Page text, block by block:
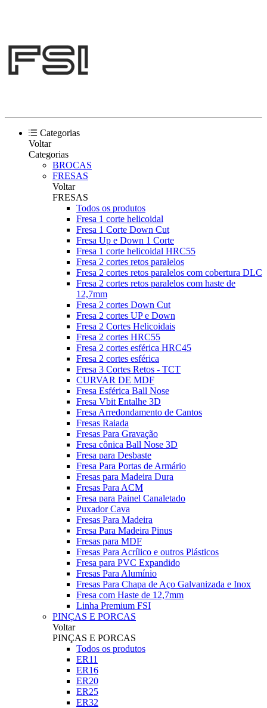
Categorias
Voltar
Categorias
BROCAS
FRESAS
Voltar
FRESAS
Todos os produtos
Fresa 1 corte helicoidal
Fresa 1 Corte Down Cut
Fresa Up e Down 1 Corte
Fresa 1 corte helicoidal HRC55
Fresa 2 cortes retos paralelos
Fresa 2 cortes retos paralelos com cobertura DLC
Fresa 2 cortes retos paralelos com haste de
12,7mm
Fresa 2 cortes Down Cut
Fresa 2 cortes UP e Down
Fresa 2 Cortes Helicoidais
Fresa 2 cortes HRC55
Fresa 2 cortes esférica HRC45
Fresa 2 cortes esférica
Fresa 3 Cortes Retos - TCT
CURVAR DE MDF
Fresa Esférica Ball Nose
Fresa Vbit Entalhe 3D
Fresa Arredondamento de Cantos
Fresas Raiada
Fresas Para Gravação
Fresa cônica Ball Nose 3D
Fresa para Desbaste
Fresa Para Portas de Armário
Fresas para Madeira Dura
Fresas Para ACM
Fresa para Painel Canaletado
Puxador Cava
Fresas Para Madeira
Fresa Para Madeira Pinus
Fresas para MDF
Fresas Para Acrílico e outros Plásticos
Fresa para PVC Expandido
Fresas Para Alumínio
Fresas Para Chapa de Aço Galvanizada e Inox
Fresa com Haste de 12,7mm
Linha Premium FSI
PINÇAS E PORCAS
Voltar
PINÇAS E PORCAS
Todos os produtos
ER11
ER16
ER20
ER25
ER32